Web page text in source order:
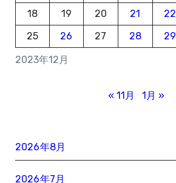
2023年12月
18
19 20 21 22
25
26 27 28 29
« 11月 1月 »
2026年8月
2026年7月